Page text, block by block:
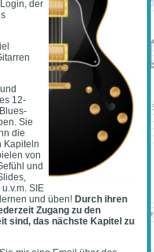
der
12-
Sie
die
Kapiteln
von
und
SIE
und üben! Durch ihren
Zugang zu den
sind, das nächste Kapitel zu